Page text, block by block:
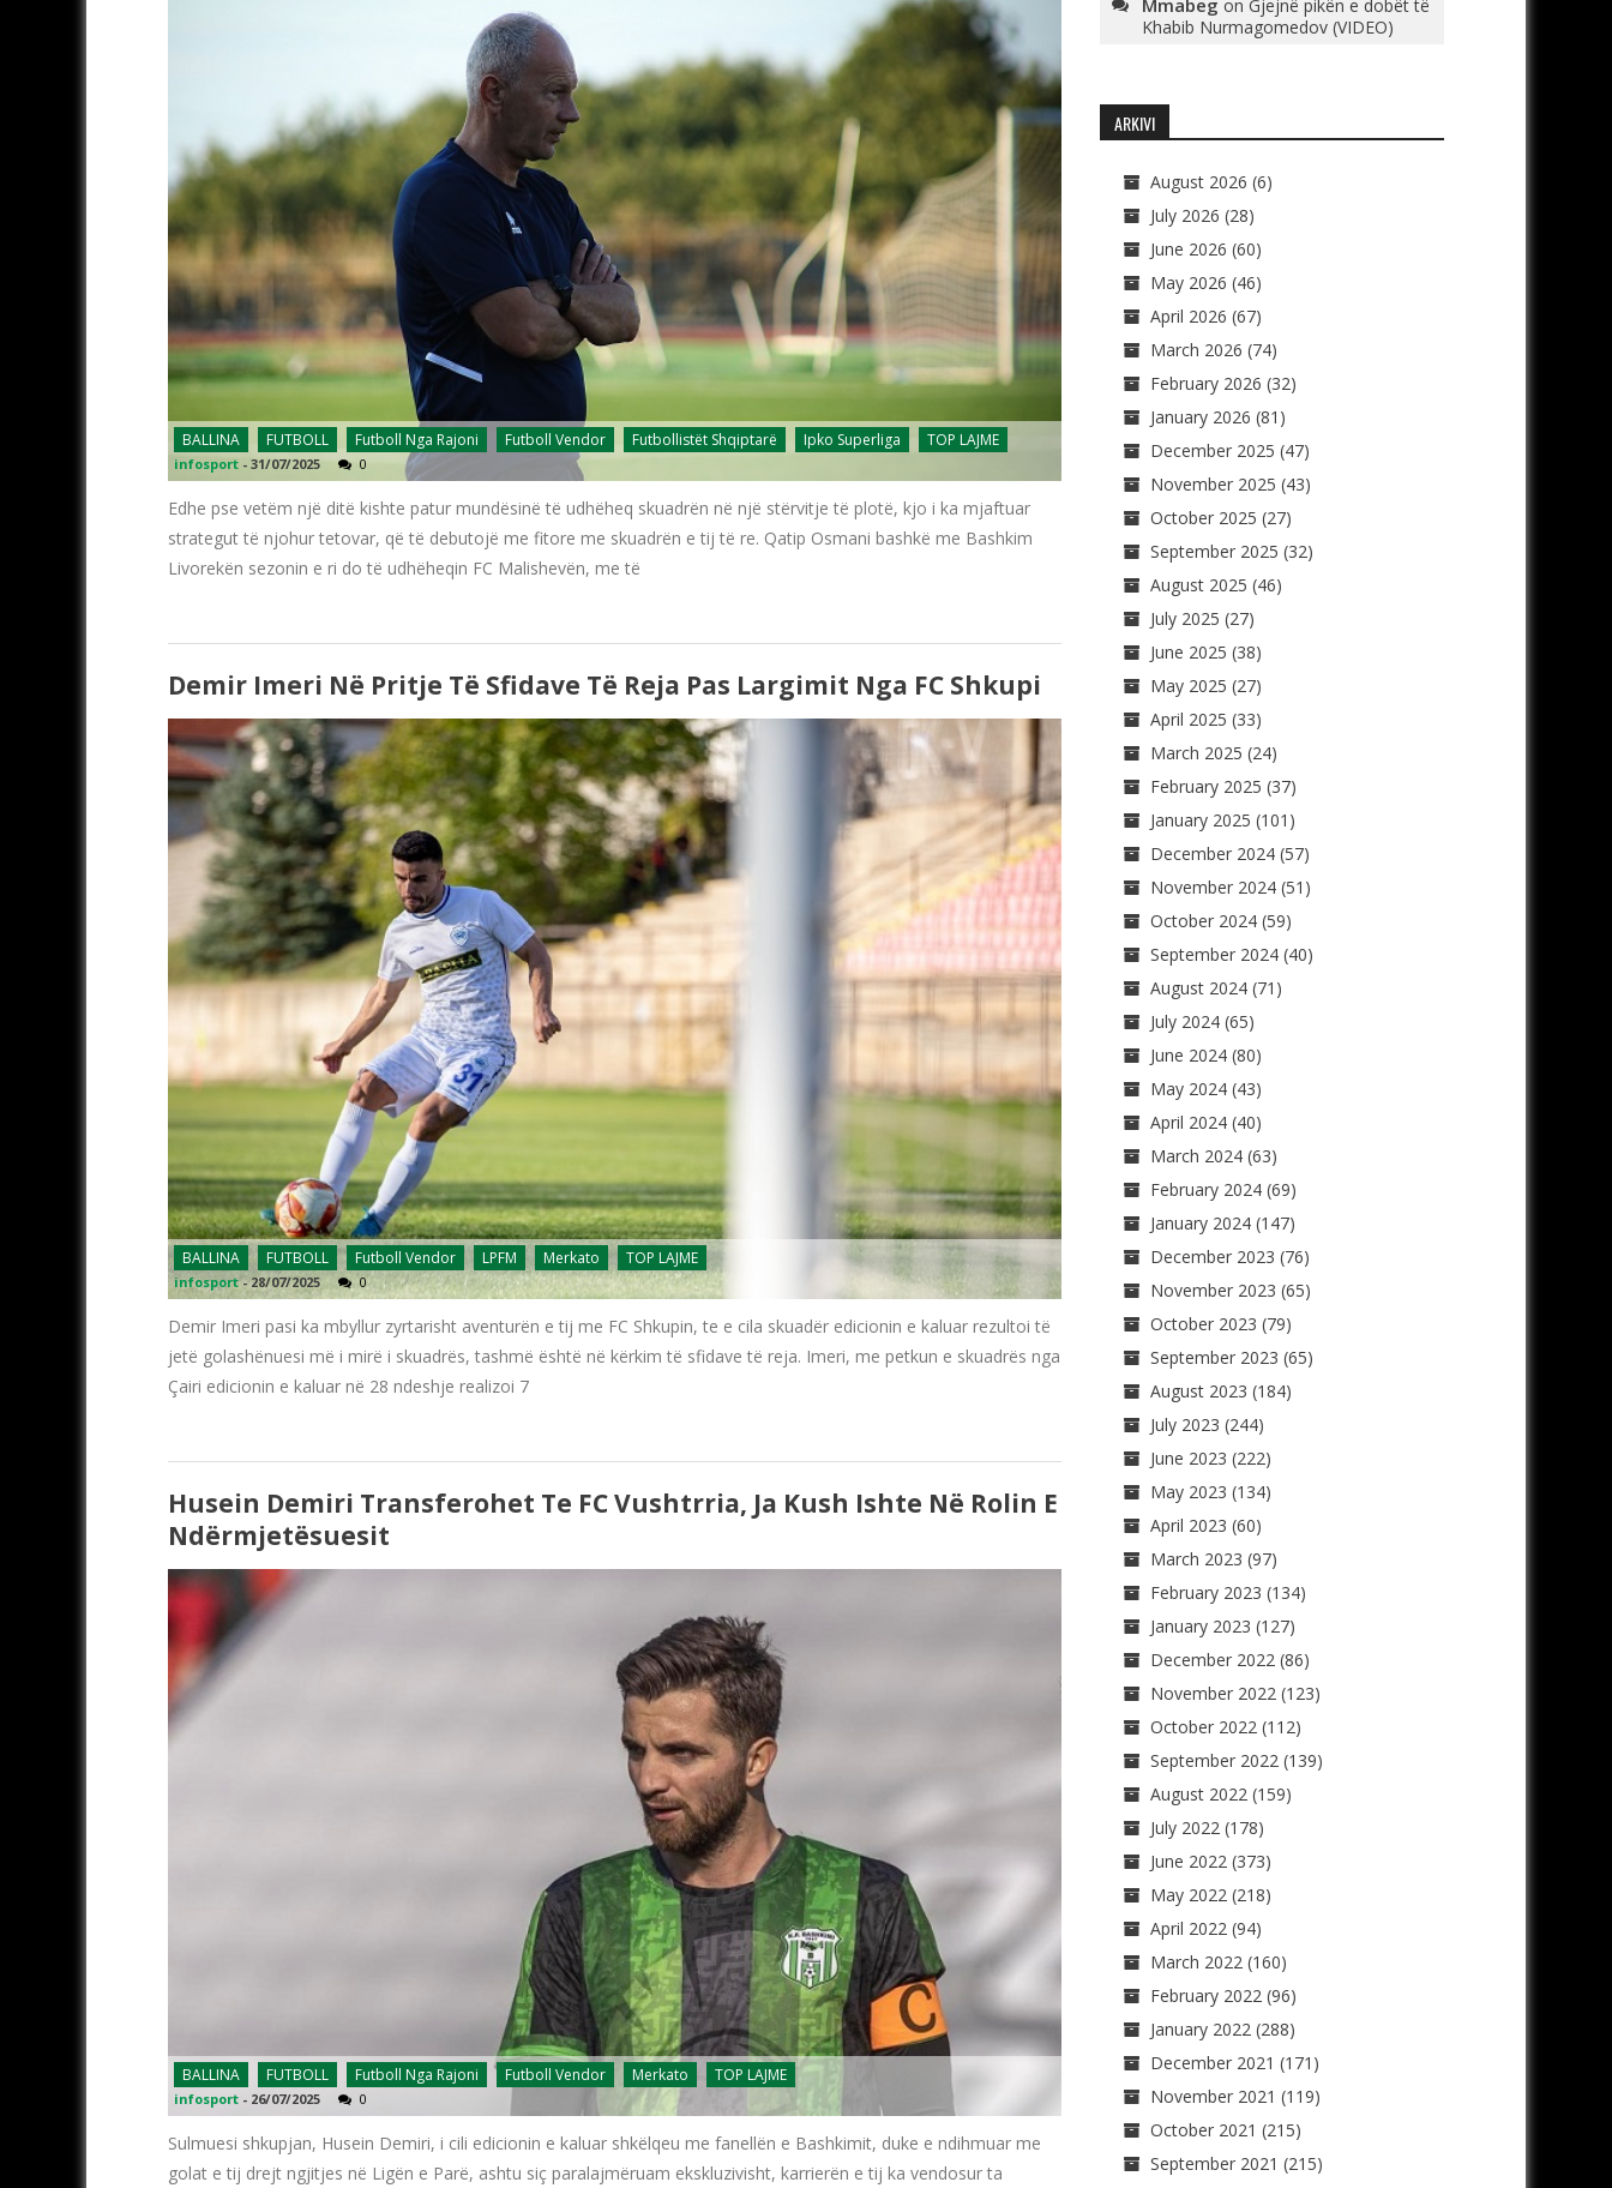
BALLINA FUTBOLL Futboll Nga Rajoni Futboll Vendor Futbollistët Shqiptarë Ipko Superliga TOP LAJME
infosport - 31/07/2025 0
Edhe pse vetëm një ditë kishte patur mundësinë të udhëheq skuadrën në një stërvitje të plotë, kjo i ka mjaftuar
strategut të njohur tetovar, që të debutojë me fitore me skuadrën e tij të re. Qatip Osmani bashkë me Bashkim
Livorekën sezonin e ri do të udhëheqin FC Malishevën, me të
Demir Imeri Në Pritje Të Sfidave Të Reja Pas Largimit Nga FC Shkupi
BALLINA FUTBOLL Futboll Vendor LPFM Merkato TOP LAJME
infosport -28/07/2025 0
Demir Imeri pasi ka mbyllur zyrtarisht aventurën e tij me FC Shkupin, te e cila skuadër edicionin e kaluar rezultoi të
jetë golashënuesi më i mirë i skuadrës, tashmë është në kërkim të sfidave të reja. Imeri, me petkun e skuadrës nga
Çairi edicionin e kaluar në 28 ndeshje realizoi 7
Husein Demiri Transferohet Te FC Vushtrria, Ja Kush Ishte Në Rolin E
Ndërmjetësuesit
BALLINA FUTBOLL Futboll Nga Rajoni Futboll Vendor Merkato TOP LAJME
infosport - 26/07/2025 0
Sulmuesi shkupjan, Husein Demiri, i cili edicionin e kaluar shkëlqeu me fanellën e Bashkimit, duke e ndihmuar me
golat e tij drejt ngjitjes në Ligën e Parë, ashtu siç paralajmëruam ekskluzivisht, karrierën e tij ka vendosur ta
Mmabeg on Gjejnë pikën e dobët të
Khabib Nurmagomedov (VIDEO)
ARKIVI
August 2026 (6)
July 2026 (28)
June 2026 (60)
May 2026 (46)
April 2026 (67)
March 2026 (74)
February 2026 (32)
January 2026 (81)
December 2025 (47)
November 2025 (43)
October 2025 (27)
September 2025 (32)
August 2025 (46)
July 2025 (27)
June 2025 (38)
May 2025 (27)
April 2025 (33)
March 2025 (24)
February 2025 (37)
January 2025 (101)
December 2024(57)
November 2024(51)
October 2024(59)
September 2024(40)
August 2024(71)
July 2024(65)
June 2024(80)
May 2024(43)
April 2024(40)
March 2024(63)
February 2024(69)
January 2024(147)
December 2023 (76)
November 2023 (65)
October 2023 (79)
September 2023 (65)
August 2023 (184)
July 2023 (244)
June 2023 (222)
May 2023 (134)
April 2023 (60)
March 2023 (97)
February 2023 (134)
January 2023 (127)
December 2022(86)
November 2022(123)
October 2022(112)
September 2022(139)
August 2022(159)
July 2022(178)
June 2022(373)
May 2022(218)
April 2022(94)
March 2022(160)
February 2022(96)
January 2022(288)
December 2021 (171)
November 2021 (119)
October 2021 (215)
September 2021 (215)